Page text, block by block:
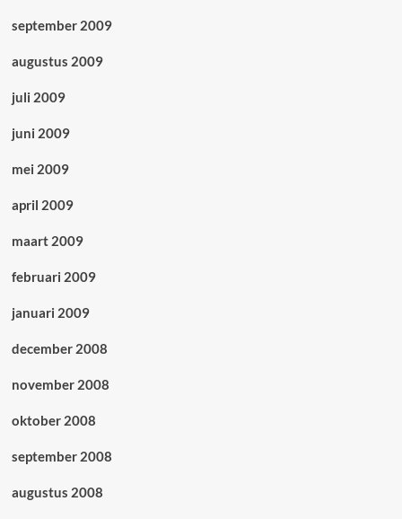
september 2009
augustus 2009
juli 2009
juni 2009
mei 2009
april 2009
maart 2009
februari 2009
januari 2009
december 2008
november 2008
oktober 2008
september 2008
augustus 2008